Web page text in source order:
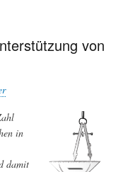
von
in
damit